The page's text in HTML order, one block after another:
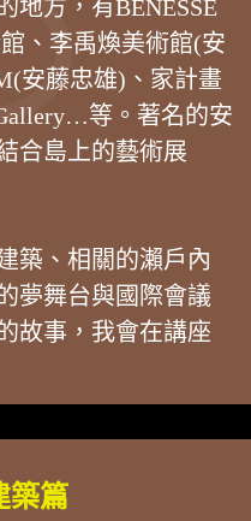
地方，有BENESSE
、李禹煥美術館(安
安藤忠雄)、家計畫
等。著名的安
合島上的藝術展
築、相關的瀨戶內
夢舞台與國際會議
故事，我會在講座
築篇